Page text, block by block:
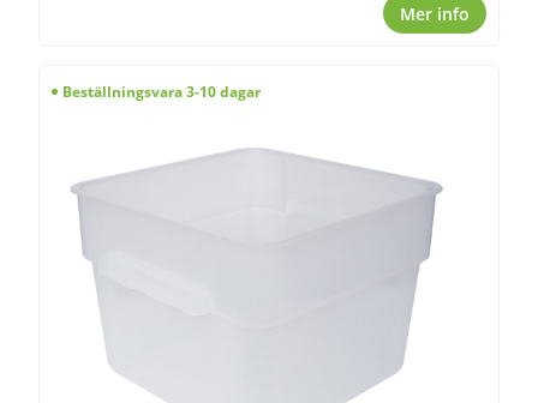
Mer info
Beställningsvara 3-10 dagar